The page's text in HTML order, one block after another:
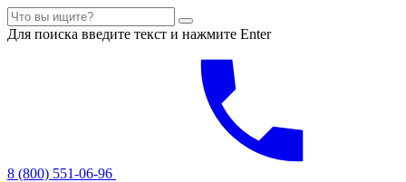
Для поиска введите текст и нажмите Enter
8 (800) 551-06-96